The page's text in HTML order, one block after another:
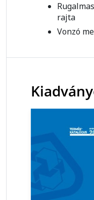
rajta
Vonzó